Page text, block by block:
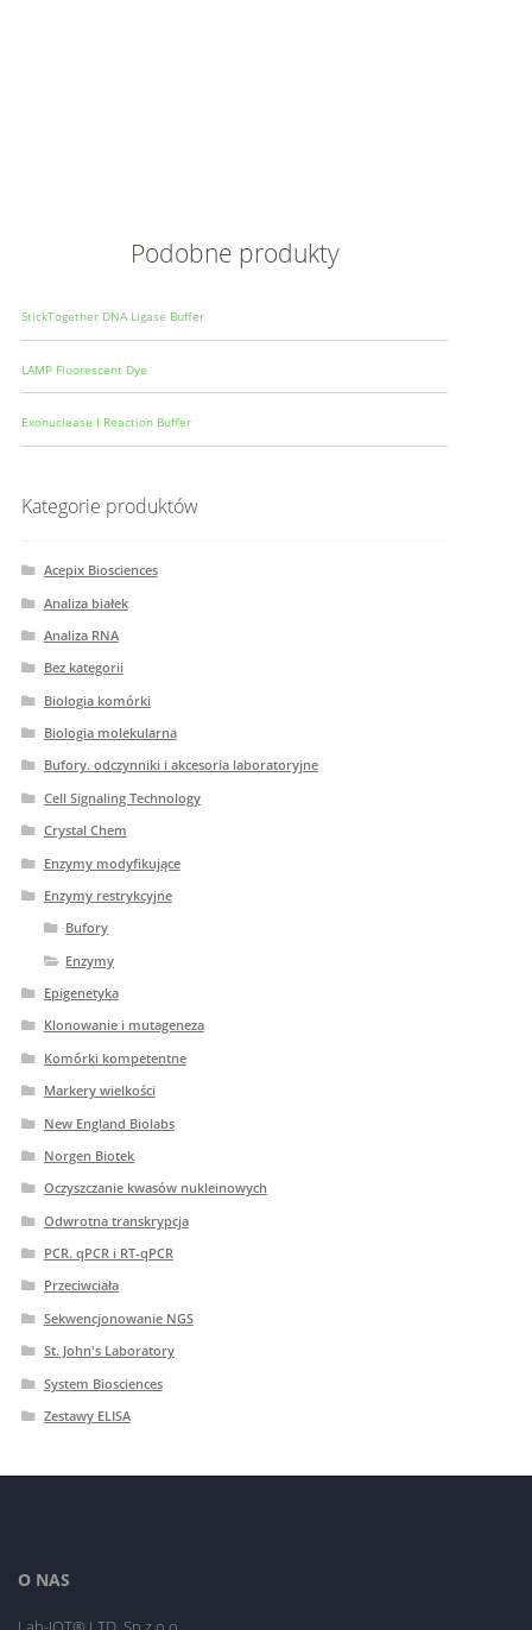
Podobne produkty
StickTogether DNA Ligase Buffer
LAMP Fluorescent Dye
Exonuclease I Reaction Buffer
Kategorie produktów
Acepix Biosciences
Analiza białek
Analiza RNA
Bez kategorii
Biologia komórki
Biologia molekularna
Bufory. odczynniki i akcesoria laboratoryjne
Cell Signaling Technology
Crystal Chem
Enzymy modyfikujące
Enzymy restrykcyjne
Bufory
Enzymy
Epigenetyka
Klonowanie i mutageneza
Komórki kompetentne
Markery wielkości
New England Biolabs
Norgen Biotek
Oczyszczanie kwasów nukleinowych
Odwrotna transkrypcja
PCR. qPCR i RT-qPCR
Przeciwciała
Sekwencjonowanie NGS
St. John's Laboratory
System Biosciences
Zestawy ELISA
O NAS